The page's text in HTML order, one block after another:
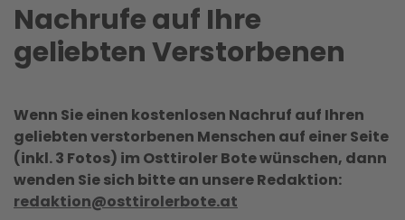
Nachrufe auf Ihre
geliebten Verstorbenen
Wenn Sie einen kostenlosen Nachruf auf Ihren
geliebten verstorbenen Menschen auf einer Seite
(inkl. 3 Fotos) im Osttiroler Bote wünschen, dann
wenden Sie sich bitte an unsere Redaktion:
redaktion@osttirolerbote.at